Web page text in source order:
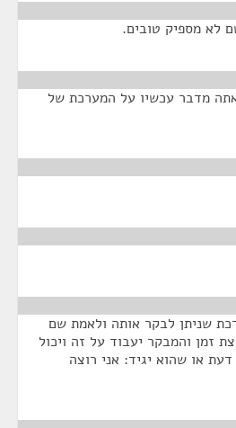
לא מספיק טובים.
מדבר עכשיו על המערכת של
שניתן לבקר אותה ולאמת שם
זמן והמבקר יעבוד על זה ויכול
או שהוא יגיד: אני רוצה